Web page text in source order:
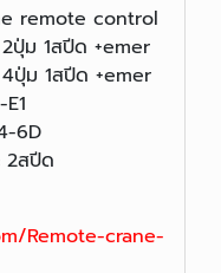
remote control
ปุ่ม 1สปีด +emer
ปุ่ม 1สปีด +emer
6D
2สปีด
Remote-crane-